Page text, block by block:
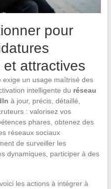
pour
attractives
exige un usage maîtrisé des
intelligente du réseau
à jour, précis, détaillé,
: valorisez vos
phares, obtenez des
réseaux sociaux
de surveiller les
dynamiques, participer à des
les actions à intégrer à